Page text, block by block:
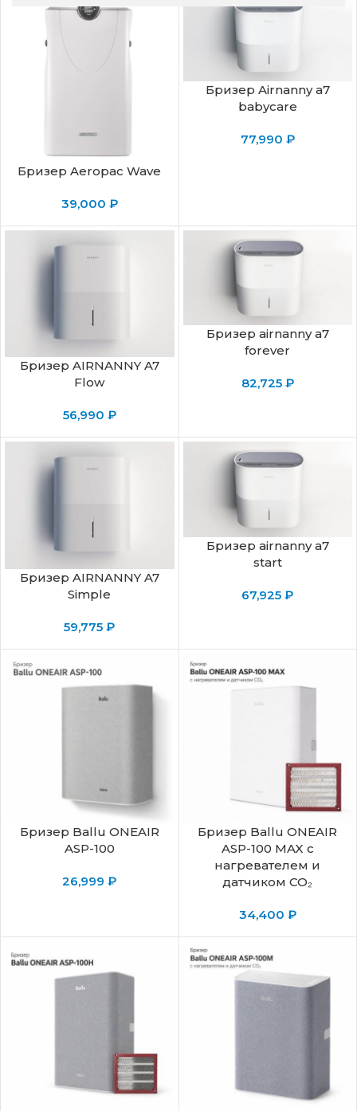
Бризер Aeropac Wave
39,000 ₽
Бризер Airnanny a7
babycare
77,990 ₽
Бризер AIRNANNY A7
Flow
56,990 ₽
Бризер airnanny a7
forever
82,725 ₽
Бризер AIRNANNY A7
Simple
59,775₽
Бризер airnanny a7
start
67,925₽
Бризер Ballu ONEAIR
ASP-100
26,999₽
Бризер Ballu ONEAIR
ASP-100 MAX с
нагревателем и
датчиком CO₂
34,400 ₽